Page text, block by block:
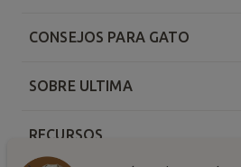
CONSEJOS PARA GATO
SOBRE ULTIMA
RECURSOS